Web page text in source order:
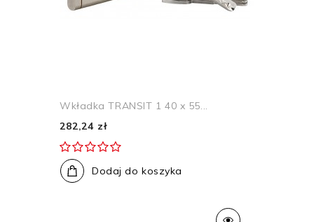
Wkładka TRANSIT 1 40 x 55...
282,24 zł
Dodaj do koszyka